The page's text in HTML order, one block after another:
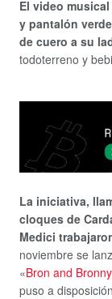
El video
y pantalón
de cuero a su
todoterreno y
La iniciativa,
cloques de
Medici
noviembre se
«Bron and Bronny
puso a